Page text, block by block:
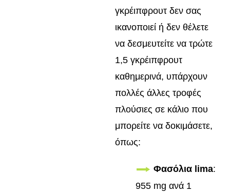
γκρέιπφρουτ δεν σας
ικανοποιεί ή δεν θέλετε
να δεσμευτείτε να τρώτε
1,5 γκρέιπφρουτ
καθημερινά, υπάρχουν
πολλές άλλες τροφές
πλούσιες σε κάλιο που
μπορείτε να δοκιμάσετε,
όπως:
Φασόλια lima:
955 mg ανά 1